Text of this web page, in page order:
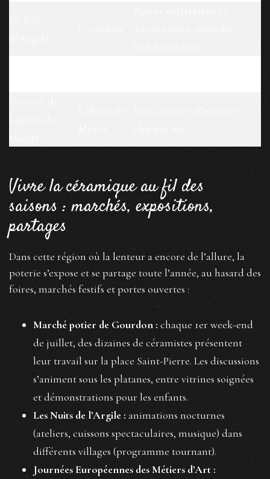
Vivre la céramique au fil des
saisons : marchés, expositions,
partages
Dans cette région où la lenteur a encore de l’allure, la
poterie s’expose et se partage toute l’année, au hasard des
foires, marchés festifs et portes ouvertes :
Marché potier de Gourdon : chaque 1er week-end
de juillet, des dizaines de céramistes présentent
leur travail sur la place Saint-Pierre. Les discussions
s’animent sous les platanes, entre vitrines soignées
et démonstrations pour les enfants.
Les Nuits de l’Argile : animations nocturnes
(ateliers, cuissons spectaculaires, musique) dans
différents villages (programme tournant).
Journées Européennes des Métiers d’Art :